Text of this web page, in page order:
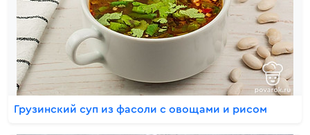
Грузинский суп из фасоли с овощами и рисом